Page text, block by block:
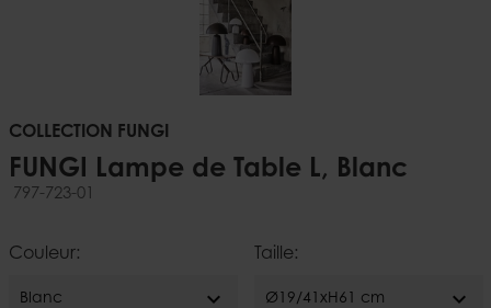
COLLECTION FUNGI
FUNGI Lampe de Table L, Blanc
797-723-01
Couleur:
Blanc expand_more
Taille:
Ø19/41xH61 cm expand_more